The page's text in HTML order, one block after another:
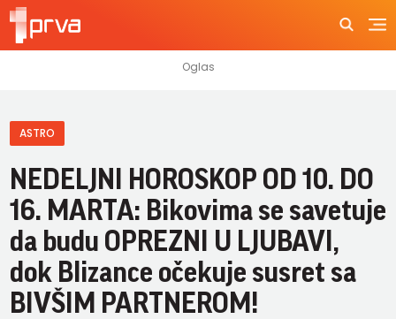
ASTRO
NEDELJNI HOROSKOP OD 10. DO
16. MARTA: Bikovima se savetuje
da budu OPREZNI U LJUBAVI,
dok Blizance očekuje susret sa
BIVŠIM PARTNEROM!